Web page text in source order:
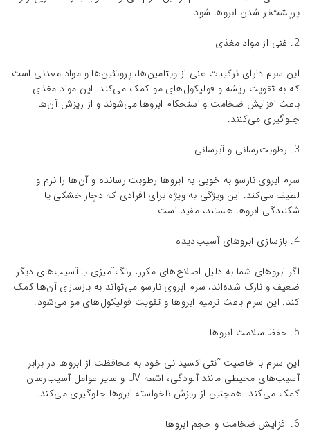
پرپشت‌تر شدن ابروها شود.
2. غنی از مواد مغذی
این سرم دارای ترکیبات غنی از ویتامین‌ها، پروتئین‌ها و مواد معدنی است
که به تقویت ریشه و فولیکول‌های مو کمک می‌کند. این مواد مغذی
باعث افزایش ضخامت و استحکام ابروها می‌شوند و از ریزش آن‌ها
جلوگیری می‌کنند.
3. رطوبت‌رسانی و آبرسانی
سرم ابروی نارسو به خوبی به ابروها رطوبت رسانده و آن‌ها را نرم و
لطیف می‌کند. این ویژگی به ویژه برای افرادی که دچار خشکی یا
شکنندگی ابروها هستند، مفید است.
4. بازسازی ابروهای آسیب‌دیده
اگر ابروهای شما به دلیل اصلاح‌های مکرر، رنگ‌آمیزی یا آسیب‌های دیگر
ضعیف و نازک شده‌اند، سرم ابروی نارسو می‌تواند به بازسازی آن‌ها کمک
کند. این سرم باعث ترمیم ابروها و تقویت فولیکول‌های مو می‌شود.
5. حفظ سلامت ابروها
این سرم با خاصیت آنتی‌اکسیدانی خود به محافظت از ابروها در برابر
آسیب‌های محیطی مانند آلودگی، اشعه UV و سایر عوامل آسیب‌رسان
کمک می‌کند. همچنین از ریزش ناخواسته ابروها جلوگیری می‌کند.
6. افزایش ضخامت و حجم ابروها